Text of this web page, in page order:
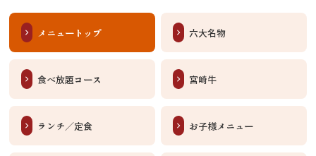
メニュートップ 六大名物
食べ放題コース 宮崎牛
ランチ／定食 お子様メニュー